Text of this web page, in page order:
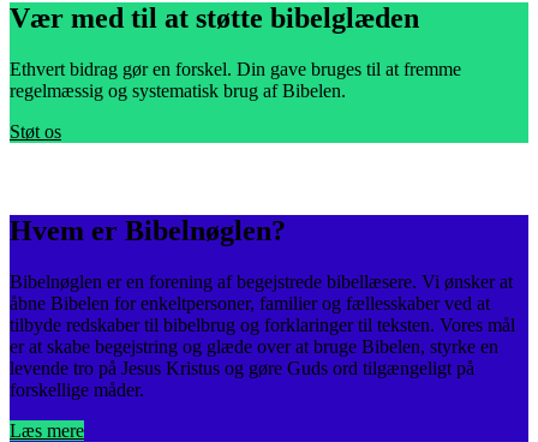
Vær med til at støtte bibelglæden
Ethvert bidrag gør en forskel. Din gave bruges til at fremme
regelmæssig og systematisk brug af Bibelen.
Støt os
Hvem er Bibelnøglen?
Bibelnøglen er en forening af begejstrede bibellæsere. Vi ønsker at
åbne Bibelen for enkeltpersoner, familier og fællesskaber ved at
tilbyde redskaber til bibelbrug og forklaringer til teksten. Vores mål
er at skabe begejstring og glæde over at bruge Bibelen, styrke en
levende tro på Jesus Kristus og gøre Guds ord tilgængeligt på
forskellige måder.
Læs mere